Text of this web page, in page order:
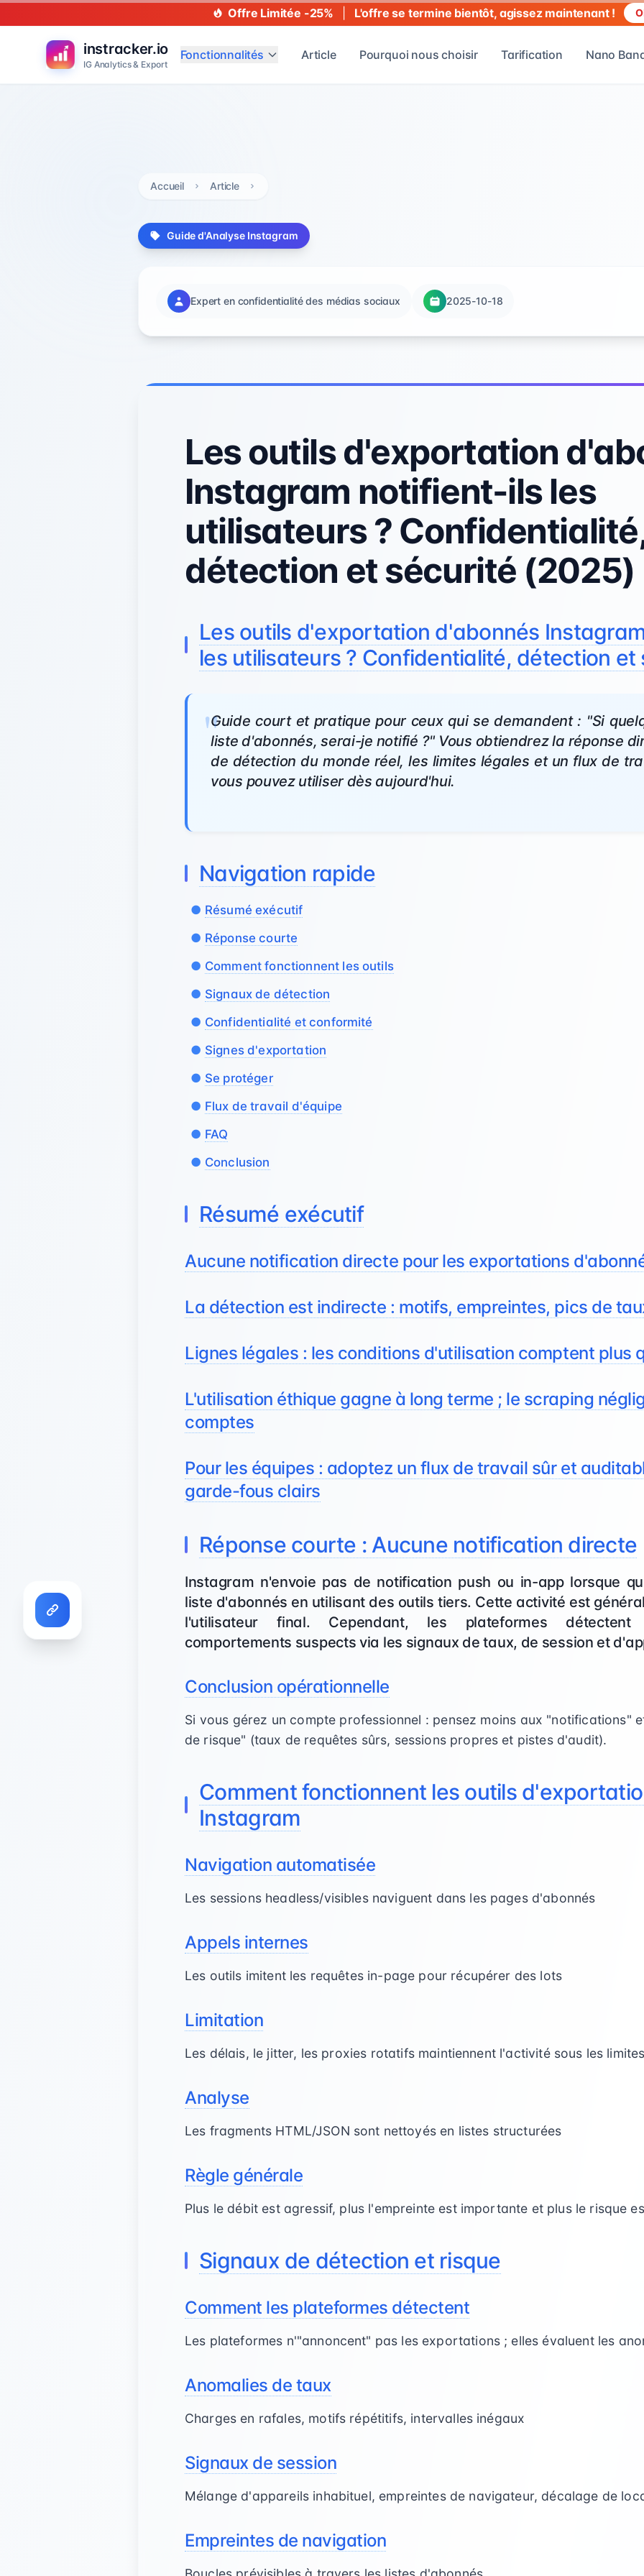
Offre Limitée -25% L'offre se termine bientôt, agissez maintenant !
instracker.io
IG Analytics & Export
Fonctionnalités Article Pourquoi nous choisir Tarification Nano
Accueil Article
Guide d'Analyse Instagram
Expert en confidentialité des médias sociaux 2025-10-18
Les outils d'exportation
Instagram notifient-ils les
utilisateurs ?
détection et sécurité (2025)
Les outils d'exportation d'abonnés
les utilisateurs ? Confidentialité, détection et
Guide court et pratique pour ceux qui se demandent : "Si
liste d'abonnés, serai-je notifié ?" Vous obtiendrez la réponse
de détection du monde réel, les limites légales et un flux de
vous pouvez utiliser dès aujourd'hui.
Navigation rapide
Résumé exécutif
Réponse courte
Comment fonctionnent les outils
Signaux de détection
Confidentialité et conformité
Signes d'exportation
Se protéger
Flux de travail d'équipe
FAQ
Conclusion
Résumé exécutif
Aucune notification directe pour les exportations
La détection est indirecte : motifs, empreintes, pics de
Lignes légales : les conditions d'utilisation comptent plus
L'utilisation éthique gagne à long terme ; le scraping
comptes
Pour les équipes : adoptez un flux de travail sûr et
garde-fous clairs
Réponse courte : Aucune notification directe
Instagram n'envoie pas de notification push ou in-app lorsque
liste d'abonnés en utilisant des outils tiers. Cette activité est
l'utilisateur final. Cependant, les plateformes détectent
comportements suspects via les signaux de taux, de session et
Conclusion opérationnelle
Si vous gérez un compte professionnel : pensez moins aux "notifications"
de risque" (taux de requêtes sûrs, sessions propres et pistes d'audit).
Comment fonctionnent les outils
Instagram
Navigation automatisée
Les sessions headless/visibles naviguent dans les pages d'abonnés
Appels internes
Les outils imitent les requêtes in-page pour récupérer des lots
Limitation
Les délais, le jitter, les proxies rotatifs maintiennent l'activité sous les
Analyse
Les fragments HTML/JSON sont nettoyés en listes structurées
Règle générale
Plus le débit est agressif, plus l'empreinte est importante et plus le risque
Signaux de détection et risque
Comment les plateformes détectent
Les plateformes n'"annoncent" pas les exportations ; elles évaluent les
Anomalies de taux
Charges en rafales, motifs répétitifs, intervalles inégaux
Signaux de session
Mélange d'appareils inhabituel, empreintes de navigateur, décalage de
Empreintes de navigation